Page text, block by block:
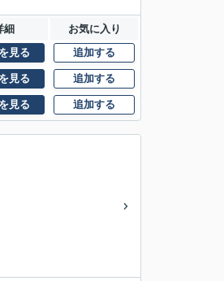
細 お気に入り
見る 追加する
見る 追加する
見る 追加する